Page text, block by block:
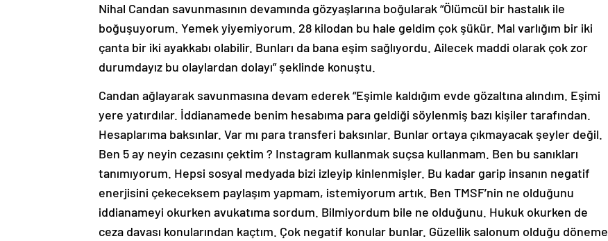
Nihal Candan savunmasının devamında gözyaşlarına boğularak “Ölümcül bir hastalık ile
boğuşuyorum. Yemek yiyemiyorum. 28 kilodan bu hale geldim çok şükür. Mal varlığım bir iki
çanta bir iki ayakkabı olabilir. Bunları da bana eşim sağlıyordu. Ailecek maddi olarak çok zor
durumdayız bu olaylardan dolayı” şeklinde konuştu.
Candan ağlayarak savunmasına devam ederek “Eşimle kaldığım evde gözaltına alındım. Eşimi
yere yatırdılar. İddianamede benim hesabıma para geldiği söylenmiş bazı kişiler tarafından.
Hesaplarıma baksınlar. Var mı para transferi baksınlar. Bunlar ortaya çıkmayacak şeyler değil.
Ben 5 ay neyin cezasını çektim ? Instagram kullanmak suçsa kullanmam. Ben bu sanıkları
tanımıyorum. Hepsi sosyal medyada bizi izleyip kinlenmişler. Bu kadar garip insanın negatif
enerjisini çekeceksem paylaşım yapmam, istemiyorum artık. Ben TMSF’nin ne olduğunu
iddianameyi okurken avukatıma sordum. Bilmiyordum bile ne olduğunu. Hukuk okurken de
ceza davası konularından kaçtım. Çok negatif konular bunlar. Güzellik salonum olduğu döneme